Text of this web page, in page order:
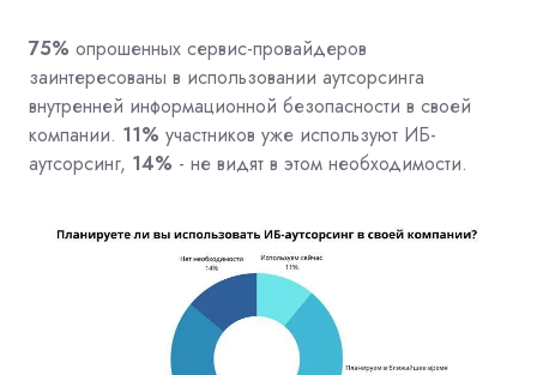
75% опрошенных сервис-провайдеров
заинтересованы в использовании аутсорсинга
внутренней информационной безопасности в своей
компании. 11% участников уже используют ИБ-
аутсорсинг, 14% - не видят в этом необходимости.